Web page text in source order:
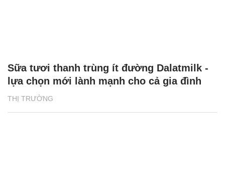
THỊ TRƯỜNG
Sữa tươi thanh trùng ít đường Dalatmilk -
lựa chọn mới lành mạnh cho cả gia đình